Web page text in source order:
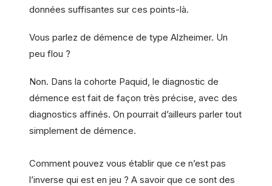
données suffisantes sur ces points-là.
Vous parlez de démence de type Alzheimer. Un
peu flou ?
Non. Dans la cohorte Paquid, le diagnostic de
démence est fait de façon très précise, avec des
diagnostics affinés. On pourrait d’ailleurs parler tout
simplement de démence.
Comment pouvez vous établir que ce n’est pas
l’inverse qui est en jeu ? A savoir que ce sont des